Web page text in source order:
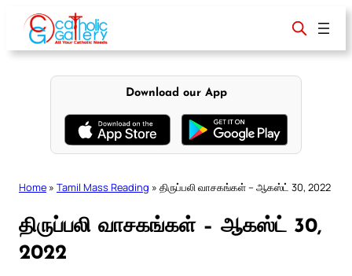
content
Download our App
Home » Tamil Mass Reading » திருப்பலி வாசகங்கள் – ஆகஸ்ட் 30, 2022
திருப்பலி வாசகங்கள் – ஆகஸ்ட் 30,
2022